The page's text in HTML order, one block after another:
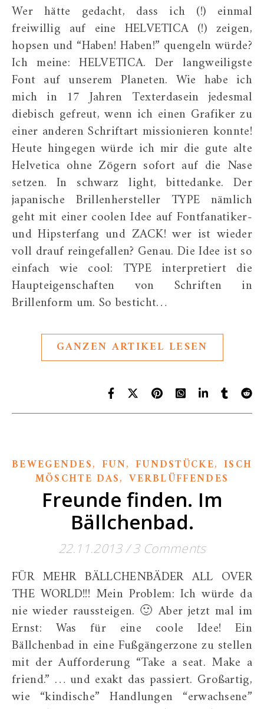
Wer hätte gedacht, dass ich (!) einmal
freiwillig auf eine HELVETICA (!) zeigen,
hopsen und “Haben! Haben!” quengeln würde?
Ich meine: HELVETICA. Der langweiligste
Font auf unserem Planeten. Wie habe ich
mich in 17 Jahren Texterdasein jedesmal
diebisch gefreut, wenn ich einen Grafiker zu
einer anderen Schriftart missionieren konnte!
Heute hingegen würde ich mir die gute alte
Helvetica ohne Zögern sofort auf die Nase
setzen. In schwarz light, bittedanke. Der
japanische Brillenhersteller TYPE nämlich
geht mit einer coolen Idee auf Fontfanatiker-
und Hipsterfang und ZACK! wer ist wieder
voll drauf reingefallen? Genau. Die Idee ist so
einfach wie cool: TYPE interpretiert die
Haupteigenschaften von Schriften in
Brillenform um. So besticht…
GANZEN ARTIKEL LESEN
BEWEGENDES, FUN, FUNDSTÜCKE, ISCH
MÖSCHTE DAS,VERBLÜFFENDES
Freunde finden. Im
Bällchenbad.
22.11.2013/ 3 Comments
FÜR MEHR BÄLLCHENBÄDER ALL OVER
THE WORLD!!! Mein Problem: Ich würde da
nie wieder raussteigen. 🙂 Aber jetzt mal im
Ernst: Was für eine coole Idee! Ein
Bällchenbad in eine Fußgängerzone zu stellen
mit der Aufforderung “Take a seat. Make a
friend.” … und exakt das passiert. Großartig,
wie “kindische” Handlungen “erwachsene”